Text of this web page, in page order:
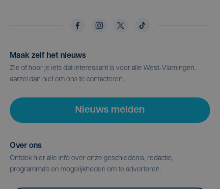
Maak zelf het nieuws
Zie of hoor je iets dat interessant is voor alle West-Vlamingen,
aarzel dan niet om ons te contacteren.
Nieuws melden
Over ons
Ontdek hier alle info over onze geschiedenis, redactie,
programma's en mogelijkheden om te adverteren.